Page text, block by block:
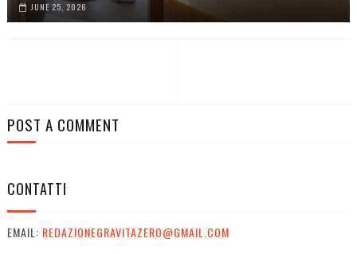
JUNE 25, 2026
POST A COMMENT
CONTATTI
EMAIL: REDAZIONEGRAVITAZERO@GMAIL.COM